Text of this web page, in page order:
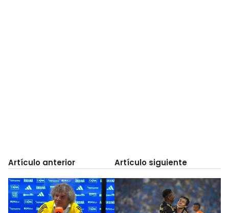
Artículo anterior Artículo siguiente